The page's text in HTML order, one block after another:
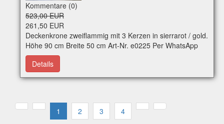
Kommentare (0)
523,00 EUR
261,50 EUR
Deckenkrone zweiflammig mit 3 Kerzen in sierrarot / gold.
Höhe 90 cm Breite 50 cm Art-Nr. e0225 Per WhatsApp
erreichbar
Details
1 2 3 4